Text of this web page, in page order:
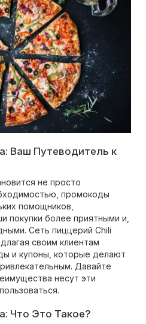
Ваш Путеводитель к
не просто
промокоды
помощников,
покупки более приятными и,
Сеть пиццерий Chili
своим клиентам
и купоны, которые делают
Давайте
несут эти
Что Это Такое?